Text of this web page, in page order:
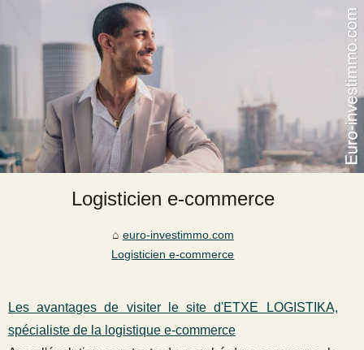
Logisticien e-commerce
euro-investimmo.com
Logisticien e-commerce
Les avantages de visiter le site d'ETXE LOGISTIKA,
spécialiste de la logistique e-commerce